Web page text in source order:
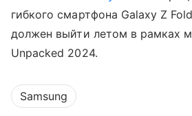
гибкого смартфона Galaxy Z
должен выйти летом в рамках
Unpacked 2024.
Samsung